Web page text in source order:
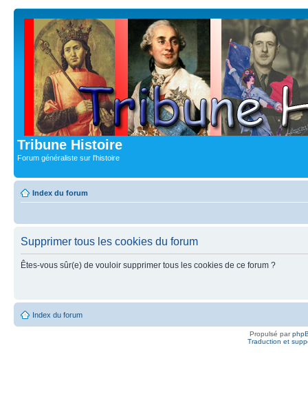
Tribune Histoire
Forum généraliste sur l'histoire
Index du forum
Supprimer tous les cookies du forum
Êtes-vous sûr(e) de vouloir supprimer tous les cookies de ce forum ?
Index du forum
Propulsé par
Traduction et